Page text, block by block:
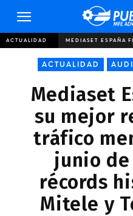
Publiespaña
ACTUALIDAD MEDIASET ESPAÑA
ACTUALIDAD
Mediaset
su mejor
tráfico
junio de
récords
Mitele y